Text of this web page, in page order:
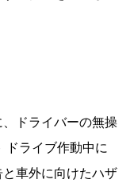
ドライバーの無操
ドライブ作動中に
車外に向けたハザ